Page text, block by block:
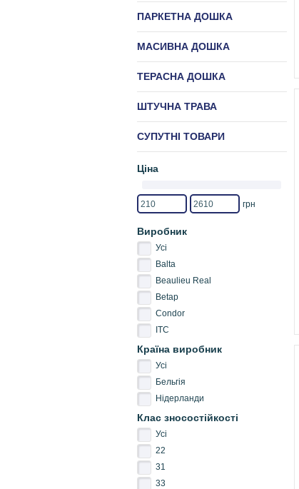
ПАРКЕТНА ДОШКА
МАСИВНА ДОШКА
ТЕРАСНА ДОШКА
ШТУЧНА ТРАВА
СУПУТНІ ТОВАРИ
Ціна
грн
Виробник
Усі
Balta
Beaulieu Real
Betap
Condor
ITC
Країна виробник
Усі
Бельгія
Нідерланди
Клас зносостійкості
Усі
22
31
33